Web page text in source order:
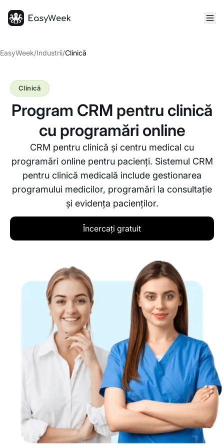
EasyWeek/Industrii/Clinică
Program CRM pentru clinică
cu programări online
CRM pentru clinică și centru medical cu
programări online pentru pacienți. Sistemul CRM
pentru clinică medicală include gestionarea
programului medicilor, programări la consultație
și evidența pacienților.
Clinică
Încercați gratuit